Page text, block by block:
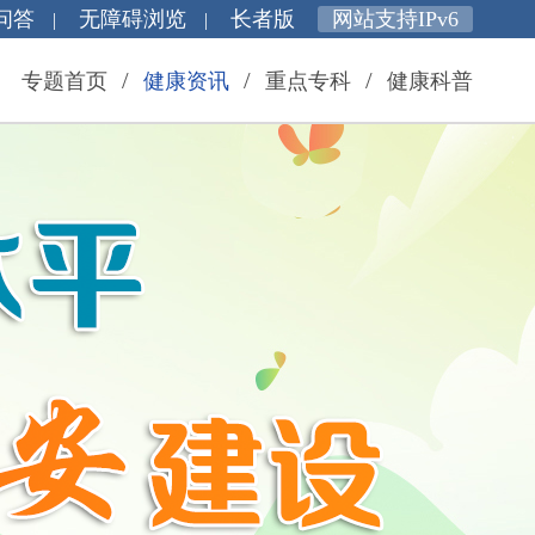
答 | 无障碍浏览 | 长者版 网站支持IPv6
专题首页 / 健康资讯 / 重点专科 / 健康科普